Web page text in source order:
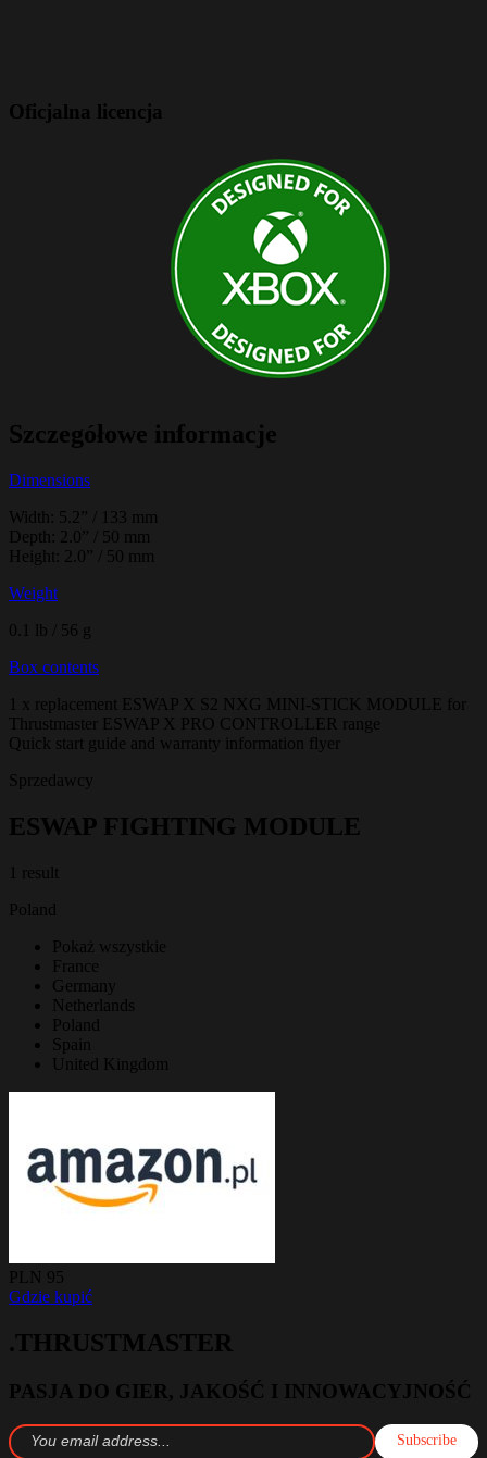
Oficjalna licencja
Szczegółowe informacje
Dimensions
Width: 5.2” / 133 mm
Depth: 2.0” / 50 mm
Height: 2.0” / 50 mm
Weight
0.1 lb / 56 g
Box contents
1 x replacement ESWAP X S2 NXG MINI-STICK MODULE for
Thrustmaster ESWAP X PRO CONTROLLER range
Quick start guide and warranty information flyer
Sprzedawcy
ESWAP FIGHTING MODULE
1 result
Poland
Pokaż wszystkie
France
Germany
Netherlands
Poland
Spain
United Kingdom
PLN 95
Gdzie kupić
.THRUSTMASTER
PASJA DO GIER, JAKOŚĆ I INNOWACYJNOŚĆ
Subscribe